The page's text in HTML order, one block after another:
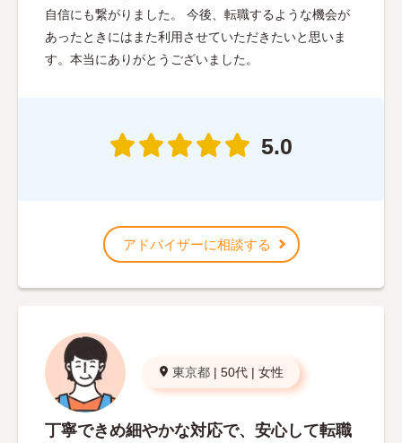
自信にも繋がりました。 今後、転職するような機会が
あったときにはまた利用させていただきたいと思いま
す。本当にありがとうございました。
5.0
アドバイザーに相談する
東京都 | 50代 | 女性
丁寧できめ細やかな対応で、安心して転職